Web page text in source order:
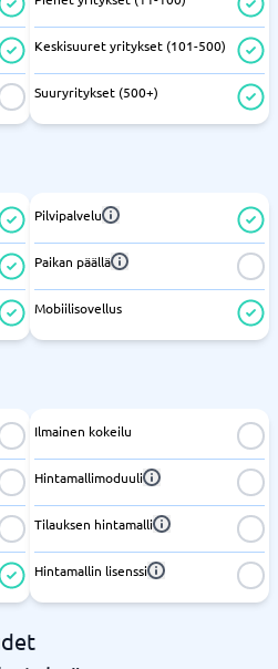
Keskisuuret yritykset (101-500)
Suuryritykset (500+)
Pilvipalvelu
Paikan päällä
Mobiilisovellus
Ilmainen kokeilu
Hintamallimoduuli
Tilauksen hintamalli
Hintamallin lisenssi